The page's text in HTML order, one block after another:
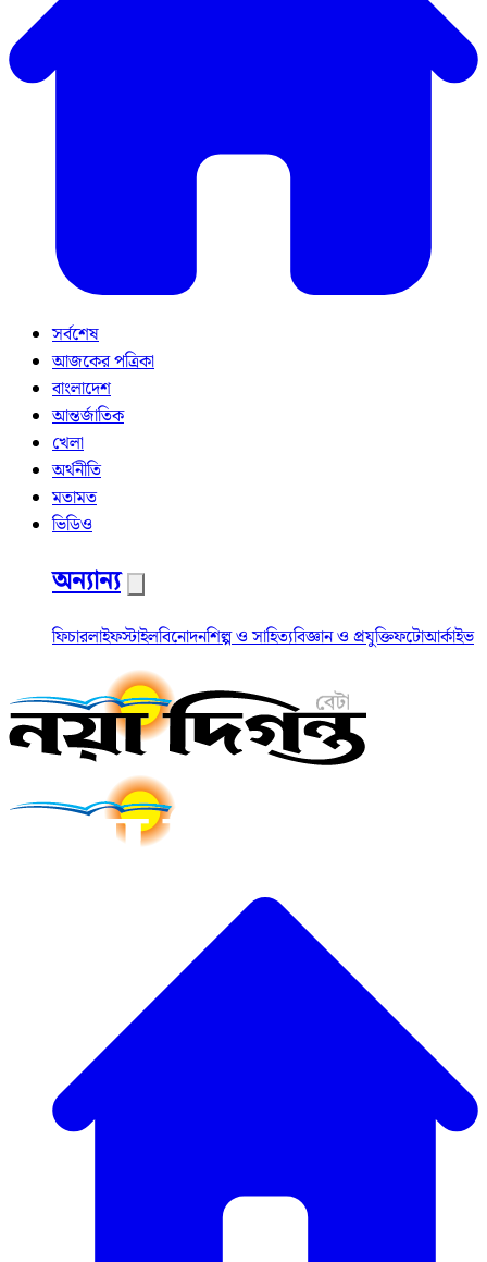
সর্বশেষ
আজকের পত্রিকা
বাংলাদেশ
আন্তর্জাতিক
খেলা
অর্থনীতি
মতামত
ভিডিও
অন্যান্য
ফিচারলাইফস্টাইলবিনোদনশিল্প ও সাহিত্যবিজ্ঞান ও প্রযুক্তিফটোআর্কাইভ